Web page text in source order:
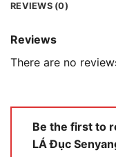
REVIEWS (0)
Reviews
There are no
Be the first to
LÁ Đục